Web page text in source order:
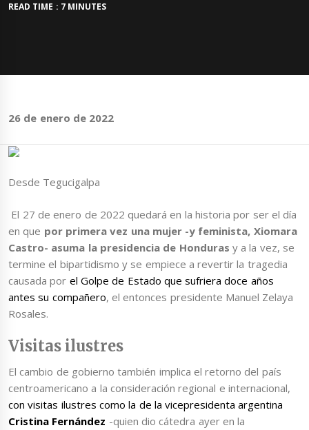
READ TIME : 7 MINUTES
26 de enero de 2022
Desde Tegucigalpa
El 27 de enero de 2022 quedará en la historia por ser el día
en que por primera vez una mujer -y feminista, Xiomara
Castro- asuma la presidencia de Honduras y a la vez, se
termine el bipartidismo y se empiece a revertir la tragedia
causada por el Golpe de Estado que sufriera doce años
antes su compañero, el entonces presidente Manuel Zelaya
Rosales.
Visitas ilustres
El cambio de gobierno también implica el retorno del país
centroamericano a la consideración regional e internacional,
con visitas ilustres como la de la vicepresidenta argentina
Cristina Fernández -quien dio cátedra ayer en la